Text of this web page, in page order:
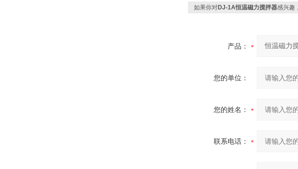
如果你对DJ-1A恒温磁力搅拌器感兴趣
产品：
您的单位：
您的姓名：
联系电话：